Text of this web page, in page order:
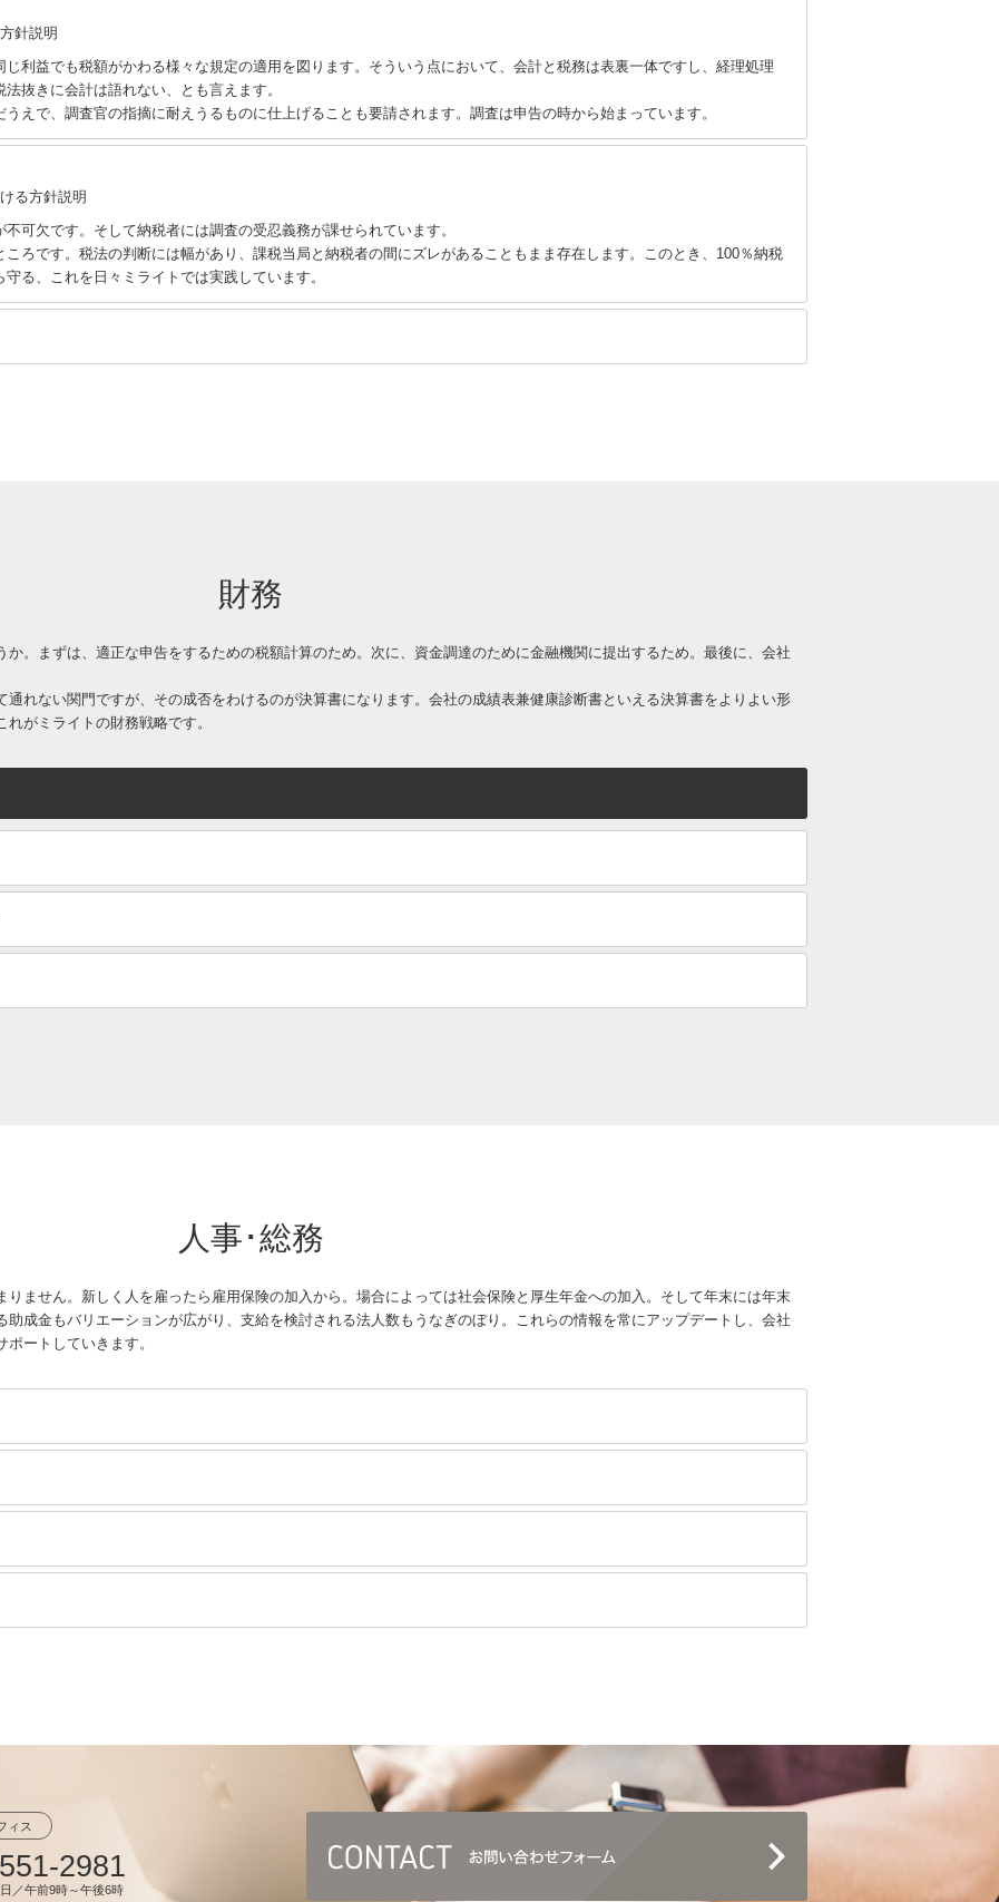
針説明
利益でも税額がかわる様々な規定の適用を図ります。そういう点において、会計と税務は表裏一体ですし、経理処理
抜きに会計は語れない、とも言えます。
えで、調査官の指摘に耐えうるものに仕上げることも要請されます。調査は申告の時から始まっています。
る方針説明
可欠です。そして納税者には調査の受忍義務が課せられています。
ろです。税法の判断には幅があり、課税当局と納税者の間にズレがあることもまま存在します。このとき、100％納税
る、これを日々ミライトでは実践しています。
財務
。まずは、適正な申告をするための税額計算のため。次に、資金調達のために金融機関に提出するため。最後に、会社
れない関門ですが、その成否をわけるのが決算書になります。会社の成績表兼健康診断書といえる決算書をよりよい形
がミライトの財務戦略です。
人事･総務
りません。新しく人を雇ったら雇用保険の加入から。場合によっては社会保険と厚生年金への加入。そして年末には年末
成金もバリエーションが広がり、支給を検討される法人数もうなぎのぼり。これらの情報を常にアップデートし、会社
ートしていきます。
ィス
2981
／午前9時～午後6時